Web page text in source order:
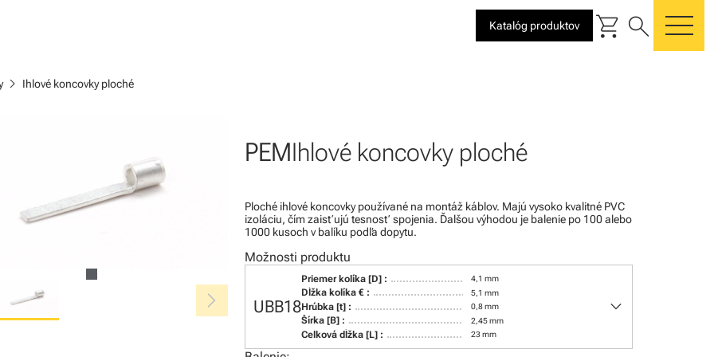
Katalóg produktov shopping_cart search
chevron_right Ihlové koncovky ploché
chevron_right
PEMIhlové koncovky ploché
Ploché ihlové koncovky používané na montáž káblov. Majú vysoko kvalitné PVC
izoláciu, čím zaisťujú tesnosť spojenia. Ďalšou výhodou je balenie po 100 alebo
1000 kusoch v balíku podľa dopytu.
Možnosti produktu
UBB18
Priemer kolíka [D] : 4,1 mm
Dĺžka kolíka € : 5,1 mm
Hrúbka [t] : 0,8 mm
Šírka [B] : 2,45 mm
Celková dĺžka [L] : 23 mm
keyboard_arrow_down